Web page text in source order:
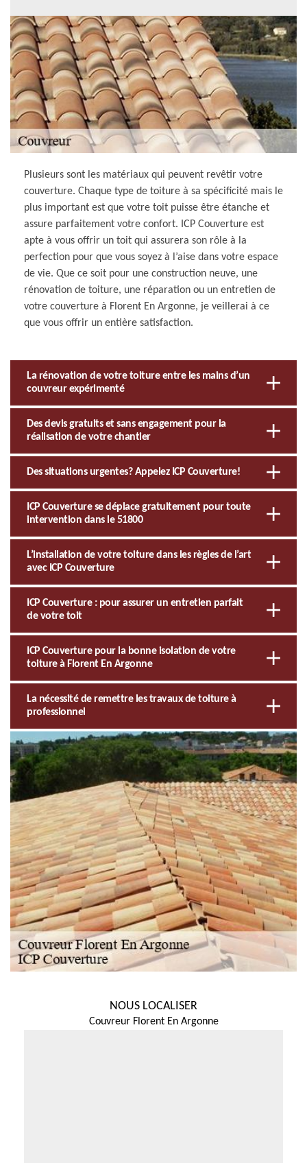
Plusieurs sont les matériaux qui peuvent revêtir votre
couverture. Chaque type de toiture à sa spécificité mais le
plus important est que votre toit puisse être étanche et
assure parfaitement votre confort. ICP Couverture est
apte à vous offrir un toit qui assurera son rôle à la
perfection pour que vous soyez à l’aise dans votre espace
de vie. Que ce soit pour une construction neuve, une
rénovation de toiture, une réparation ou un entretien de
votre couverture à Florent En Argonne, je veillerai à ce
que vous offrir un entière satisfaction.
La rénovation de votre toiture entre les mains d’un
couvreur expérimenté
Des devis gratuits et sans engagement pour la
réalisation de votre chantier
Des situations urgentes? Appelez ICP Couverture!
ICP Couverture se déplace gratuitement pour toute
intervention dans le 51800
L’installation de votre toiture dans les règles de l’art
avec ICP Couverture
ICP Couverture : pour assurer un entretien parfait
de votre toit
ICP Couverture pour la bonne isolation de votre
toiture à Florent En Argonne
La nécessité de remettre les travaux de toiture à
professionnel
NOUS LOCALISER
Couvreur Florent En Argonne